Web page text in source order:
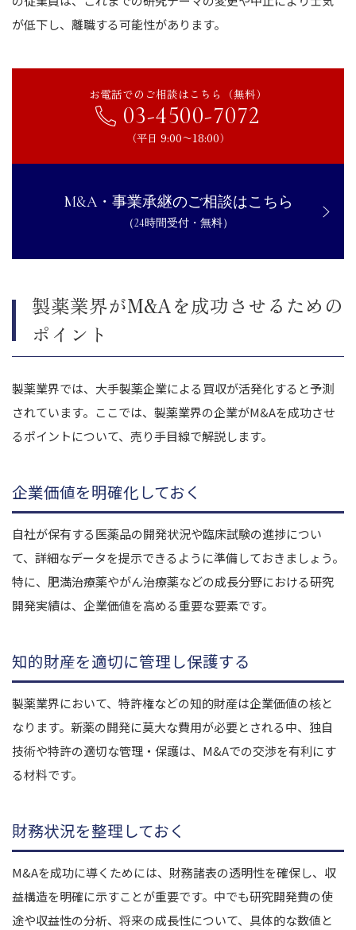
が低下し、離職する可能性があります。
お電話でのご相談はこちら（無料）
03-4500-7072
（平日 9:00〜18:00）
M&A・事業承継のご相談はこちら
（24時間受付・無料）
製薬業界がM&Aを成功させるための
ポイント
製薬業界では、大手製薬企業による買収が活発化すると予測
されています。ここでは、製薬業界の企業がM&Aを成功させ
るポイントについて、売り手目線で解説します。
企業価値を明確化しておく
自社が保有する医薬品の開発状況や臨床試験の進捗につい
て、詳細なデータを提示できるように準備しておきましょう。
特に、肥満治療薬やがん治療薬などの成長分野における研究
開発実績は、企業価値を高める重要な要素です。
知的財産を適切に管理し保護する
製薬業界において、特許権などの知的財産は企業価値の核と
なります。新薬の開発に莫大な費用が必要とされる中、独自
技術や特許の適切な管理・保護は、M&Aでの交渉を有利にす
る材料です。
財務状況を整理しておく
M&Aを成功に導くためには、財務諸表の透明性を確保し、収
益構造を明確に示すことが重要です。中でも研究開発費の使
途や収益性の分析、将来の成長性について、具体的な数値と